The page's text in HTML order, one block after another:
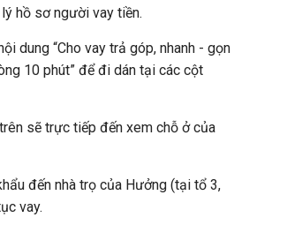
hồ sơ người vay tiền.
dung “Cho vay trả góp, nhanh - gọn
10 phút” để đi dán tại các cột
sẽ trực tiếp đến xem chỗ ở của
đến nhà trọ của Hưởng (tại tổ 3,
vay.